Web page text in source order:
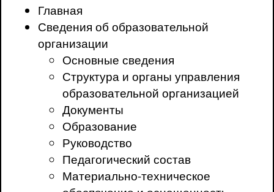
Главная
Сведения об образовательной
организации
Основные сведения
Структура и органы управления
образовательной организацией
Документы
Образование
Руководство
Педагогический состав
Материально-техническое